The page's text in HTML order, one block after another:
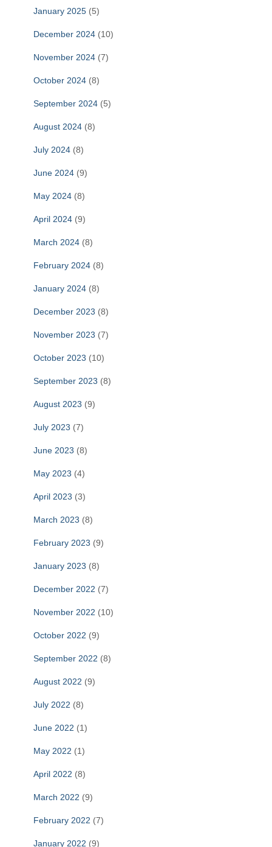
January 2025 (5)
December 2024 (10)
November 2024 (7)
October 2024 (8)
September 2024 (5)
August 2024 (8)
July 2024 (8)
June 2024 (9)
May 2024 (8)
April 2024 (9)
March 2024 (8)
February 2024 (8)
January 2024 (8)
December 2023 (8)
November 2023 (7)
October 2023 (10)
September 2023 (8)
August 2023 (9)
July 2023 (7)
June 2023 (8)
May 2023 (4)
April 2023 (3)
March 2023 (8)
February 2023 (9)
January 2023 (8)
December 2022 (7)
November 2022 (10)
October 2022 (9)
September 2022 (8)
August 2022 (9)
July 2022 (8)
June 2022 (1)
May 2022 (1)
April 2022 (8)
March 2022 (9)
February 2022 (7)
January 2022 (9)